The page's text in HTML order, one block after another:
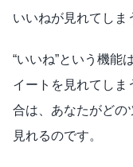
いいねが見れてしま
“いいね”という機能
イートを見れてしま
合は、あなたがどの
見れるのです。